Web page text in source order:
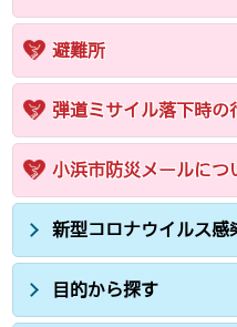
避難所
弾道ミサイル落下時の
小浜市防災メールにつ
新型コロナウイルス感
目的から探す